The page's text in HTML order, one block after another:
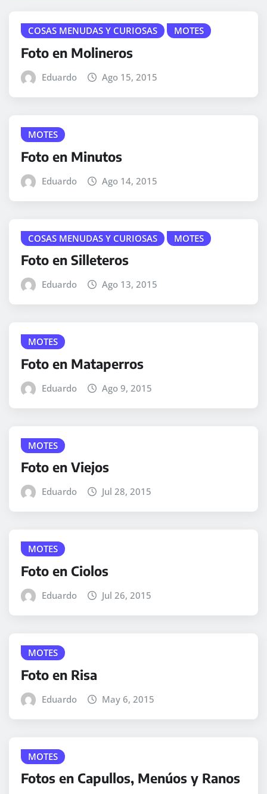
COSAS MENUDAS Y CURIOSAS MOTES
Foto en Molineros
Eduardo Ago 15, 2015
MOTES
Foto en Minutos
Eduardo Ago 14, 2015
COSAS MENUDAS Y CURIOSAS MOTES
Foto en Silleteros
Eduardo Ago 13, 2015
MOTES
Foto en Mataperros
Eduardo Ago 9, 2015
MOTES
Foto en Viejos
Eduardo Jul 28, 2015
MOTES
Foto en Ciolos
Eduardo Jul 26, 2015
MOTES
Foto en Risa
Eduardo May 6, 2015
MOTES
Fotos en Capullos, Menúos y Ranos